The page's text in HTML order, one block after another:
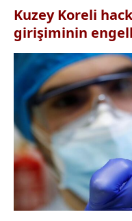
Kuzey Koreli
girişiminin